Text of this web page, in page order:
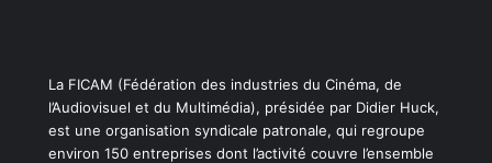
La FICAM (Fédération des industries du Cinéma, de
l’Audiovisuel et du Multimédia), présidée par Didier Huck,
est une organisation syndicale patronale, qui regroupe
environ 150 entreprises dont l’activité couvre l’ensemble